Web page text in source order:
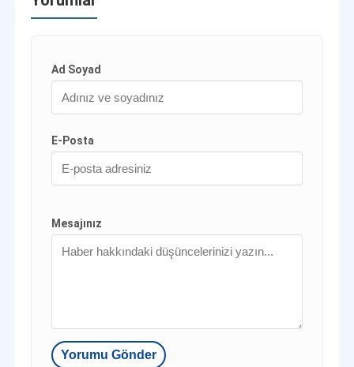
Ad Soyad
E-Posta
Mesajınız